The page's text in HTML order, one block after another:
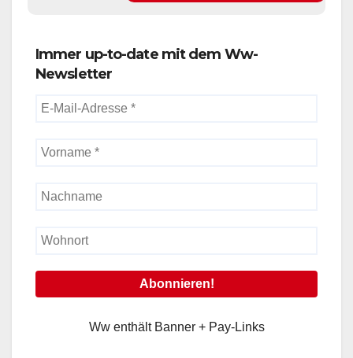
Immer up-to-date mit dem Ww-
Newsletter
Ww enthält Banner + Pay-Links